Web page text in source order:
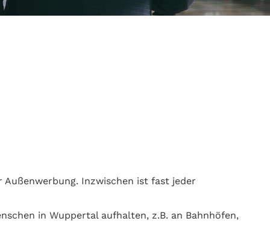
Inzwischen ist fast jeder
in Wuppertal aufhalten, z.B. an Bahnhöfen,